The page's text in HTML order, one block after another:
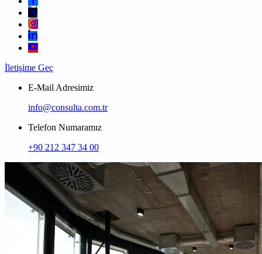
İletişime Geç
E-Mail Adresimiz
info@consulta.com.tr
Telefon Numaramız
+90 212 347 34 00